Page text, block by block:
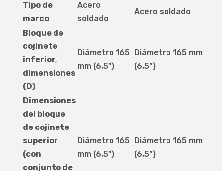
Tipo de
marco
Acero
soldado
Acero soldado
Bloque de
cojinete
inferior,
dimensiones
(D)
Diámetro 165
mm (6,5”)
Diámetro 165 mm
(6,5”)
Dimensiones
del bloque
de cojinete
superior
(con
conjunto de
Diámetro 165
mm (6,5”)
Diámetro 165 mm
(6,5”)